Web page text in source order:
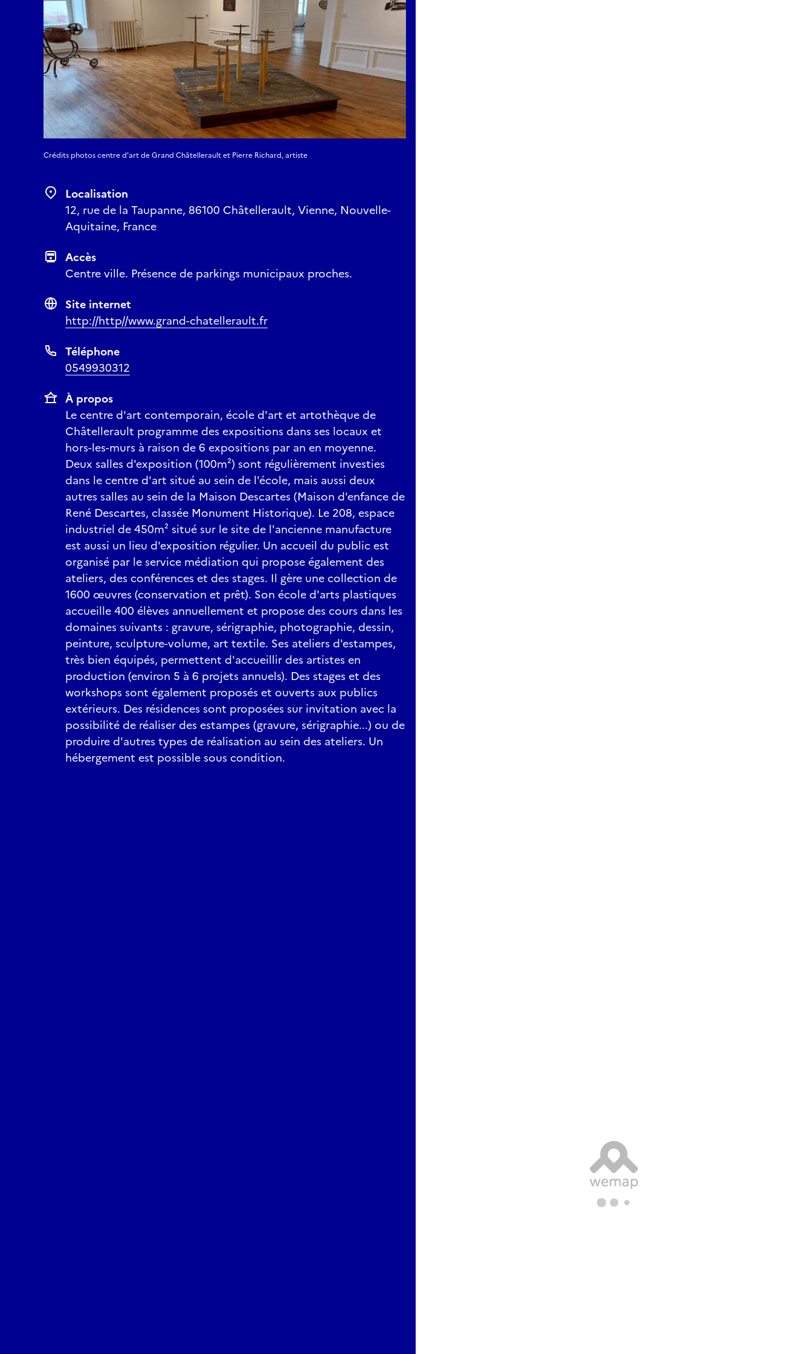
Les photographies de Partyka sont prises dans les villages, les villes et les cités le long des lignes de train
TER en Nouvelle-Aquitaine. Utilisant le TER comme guide pour explorer la région et comme mode de
transport durable, ses photographies révèlent la relation humaine aux lieux où le train s’arrête,
remarquant des moments et des choses du quotidien que la plupart d’entre nous traversent sans y
penser. Les photographies de Partyka sont à la recherche d’une nouvelle façon de voir la Nouvelle-
Aquitaine, elles attirent notre attention sur ces scènes et nous incitent à contempler leurs significations
vernaculaires. L’exposition présentera des photographies des douze premières années de travail de
Partyka en Nouvelle-Aquitaine, à partir de 2015.
Crédits photos centre d'art de Grand Châtellerault et Pierre Richard, artiste
Localisation
12, rue de la Taupanne, 86100 Châtellerault, Vienne, Nouvelle-
Aquitaine, France
Accès
Centre ville. Présence de parkings municipaux proches.
Site internet
http://http//www.grand-chatellerault.fr
Téléphone
0549930312
À propos
Le centre d'art contemporain, école d'art et artothèque de
Châtellerault programme des expositions dans ses locaux et
hors-les-murs à raison de 6 expositions par an en moyenne.
Deux salles d'exposition (100m²) sont régulièrement investies
dans le centre d'art situé au sein de l'école, mais aussi deux
autres salles au sein de la Maison Descartes (Maison d'enfance de
René Descartes, classée Monument Historique). Le 208, espace
industriel de 450m² situé sur le site de l'ancienne manufacture
est aussi un lieu d'exposition régulier. Un accueil du public est
organisé par le service médiation qui propose également des
ateliers, des conférences et des stages. Il gère une collection de
1600 œuvres (conservation et prêt). Son école d'arts plastiques
accueille 400 élèves annuellement et propose des cours dans les
domaines suivants : gravure, sérigraphie, photographie, dessin,
peinture, sculpture-volume, art textile. Ses ateliers d'estampes,
très bien équipés, permettent d'accueillir des artistes en
production (environ 5 à 6 projets annuels). Des stages et des
workshops sont également proposés et ouverts aux publics
extérieurs. Des résidences sont proposées sur invitation avec la
possibilité de réaliser des estampes (gravure, sérigraphie...) ou de
produire d'autres types de réalisation au sein des ateliers. Un
hébergement est possible sous condition.